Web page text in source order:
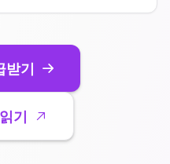
받기
기